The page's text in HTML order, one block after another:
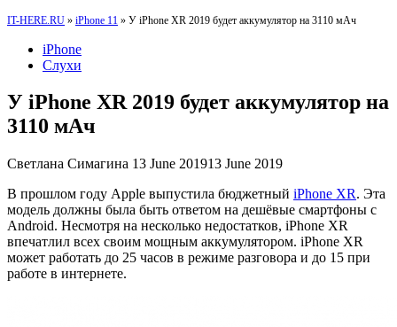
IT-HERE.RU » iPhone 11 » У iPhone XR 2019 будет аккумулятор на 3110 мАч
iPhone
Слухи
У iPhone XR 2019 будет аккумулятор на
3110 мАч
Светлана Симагина 13 June 201913 June 2019
В прошлом году Apple выпустила бюджетный iPhone XR. Эта
модель должны была быть ответом на дешёвые смартфоны с
Android. Несмотря на несколько недостатков, iPhone XR
впечатлил всех своим мощным аккумулятором. iPhone XR
может работать до 25 часов в режиме разговора и до 15 при
работе в интернете.